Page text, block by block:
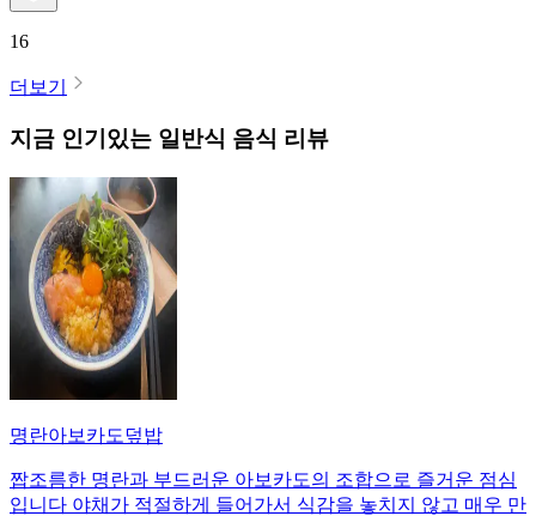
16
더보기
지금 인기있는 일반식 음식 리뷰
명란아보카도덮밥
짭조름한 명란과 부드러운 아보카도의 조합으로 즐거운 점심
입니다 야채가 적절하게 들어가서 식감을 놓치지 않고 매우 만